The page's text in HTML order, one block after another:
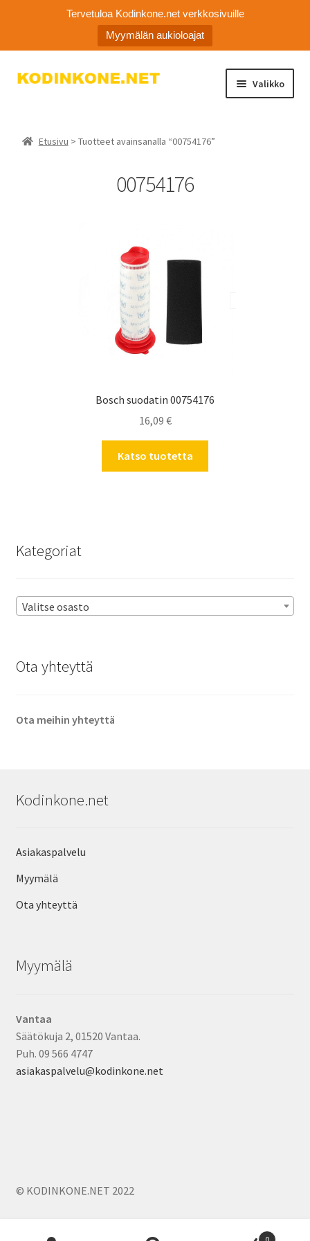
Tervetuloa Kodinkone.net verkkosivuille
Myymälän aukioloajat
Siirry
Siirry
Valikko
Etusivu > Tuotteet avainsanalla “00754176”
00754176
Bosch suodatin 00754176
16,09 €
Katso tuotetta
Kategoriat
Valitse osasto
Ota yhteyttä
Ota meihin yhteyttä
Kodinkone.net
Asiakaspalvelu
Myymälä
Ota yhteyttä
Myymälä
Vantaa
Säätökuja 2, 01520 Vantaa.
Puh. 09 566 4747
asiakaspalvelu@kodinkone.net
© KODINKONE.NET 2022